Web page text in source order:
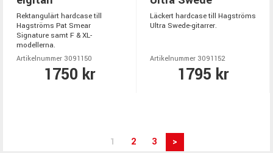
Rektangulärt hardcase till
Hagströms Pat Smear
Signature samt F & XL-
modellerna.
Artikelnummer 3091150
1750 kr
Läckert hardcase till Hagströms
Ultra Swede-gitarrer.
Artikelnummer 3091152
1795 kr
1 2 3 >